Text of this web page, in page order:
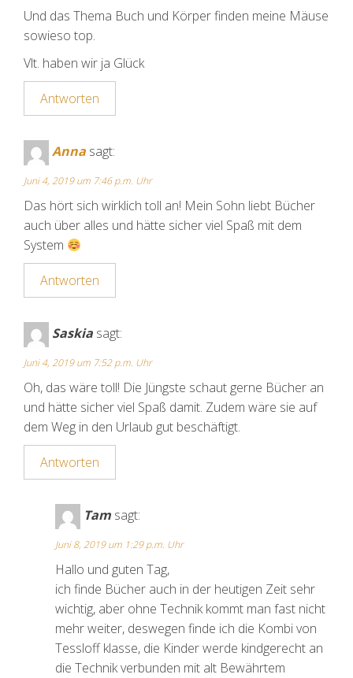
Und das Thema Buch und Körper finden meine Mäuse
sowieso top.
Vlt. haben wir ja Glück
Antworten
Anna sagt:
Juni 4, 2019 um 7:46 p.m. Uhr
Das hört sich wirklich toll an! Mein Sohn liebt Bücher
auch über alles und hätte sicher viel Spaß mit dem
System
Antworten
Saskia sagt:
Juni 4, 2019 um 7:52 p.m. Uhr
Oh, das wäre toll! Die Jüngste schaut gerne Bücher an
und hätte sicher viel Spaß damit. Zudem wäre sie auf
dem Weg in den Urlaub gut beschäftigt.
Antworten
Tam sagt:
Juni 8, 2019 um 1:29 p.m. Uhr
Hallo und guten Tag,
ich finde Bücher auch in der heutigen Zeit sehr
wichtig, aber ohne Technik kommt man fast nicht
mehr weiter, deswegen finde ich die Kombi von
Tessloff klasse, die Kinder werde kindgerecht an
die Technik verbunden mit alt Bewährtem